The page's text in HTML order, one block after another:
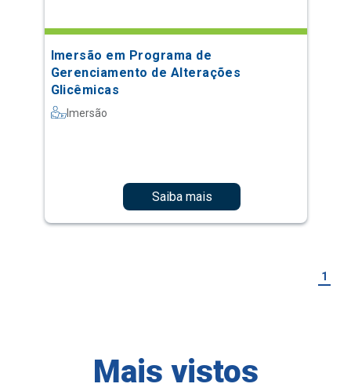
Imersão em Programa de
Gerenciamento de Alterações
Glicêmicas
Imersão
Saiba mais
1
Mais vistos